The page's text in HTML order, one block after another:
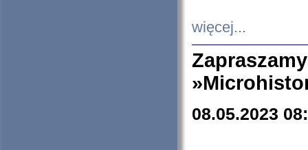
więcej...
08.05.2023